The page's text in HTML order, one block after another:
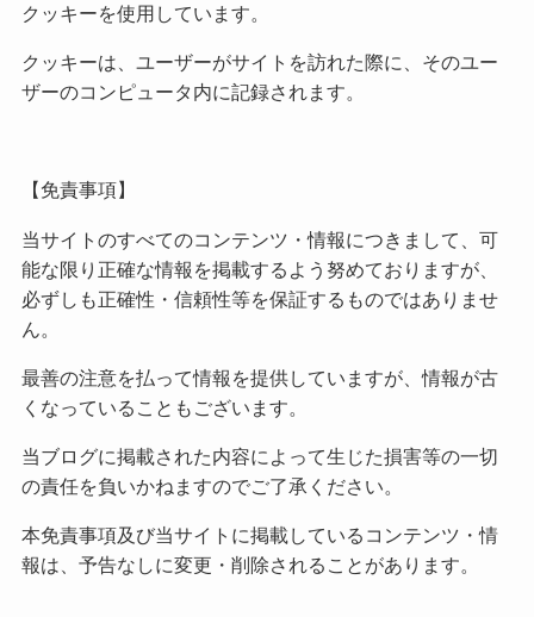
クッキーを使用しています。
クッキーは、ユーザーがサイトを訪れた際に、そのユー
ザーのコンピュータ内に記録されます。
【免責事項】
当サイトのすべてのコンテンツ・情報につきまして、可
能な限り正確な情報を掲載するよう努めておりますが、
必ずしも正確性・信頼性等を保証するものではありませ
ん。
最善の注意を払って情報を提供していますが、情報が古
くなっていることもございます。
当ブログに掲載された内容によって生じた損害等の一切
の責任を負いかねますのでご了承ください。
本免責事項及び当サイトに掲載しているコンテンツ・情
報は、予告なしに変更・削除されることがあります。